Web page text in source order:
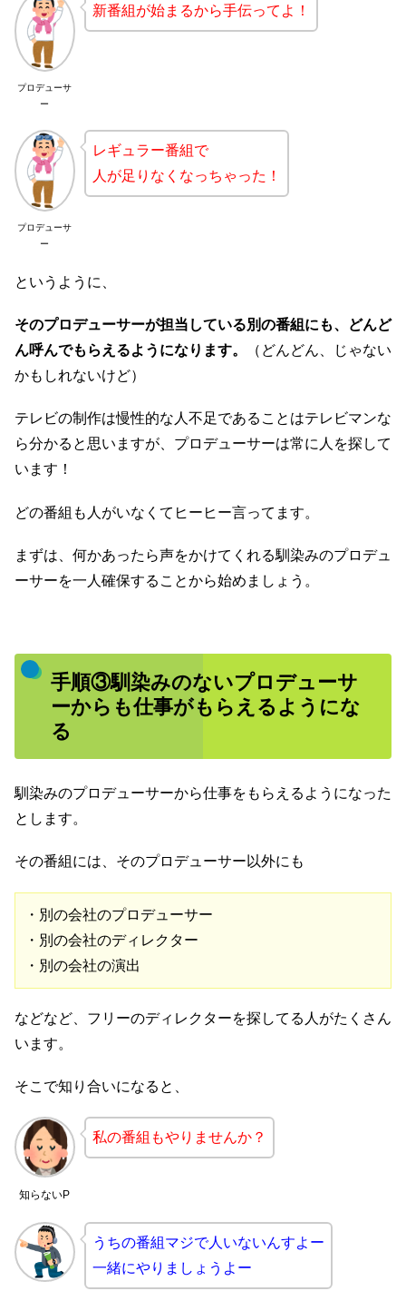
プロデューサ
ー
新番組が始まるから手伝ってよ！
プロデューサ
ー
レギュラー番組で
人が足りなくなっちゃった！
というように、
そのプロデューサーが担当している別の番組にも、どんど
ん呼んでもらえるようになります。
（どんどん、じゃない
かもしれないけど）
テレビの制作は慢性的な人不足であることはテレビマンな
ら分かると思いますが、プロデューサーは常に人を探して
います！
どの番組も人がいなくてヒーヒー言ってます。
まずは、何かあったら声をかけてくれる馴染みのプロデュ
ーサーを一人確保することから始めましょう。
手順③馴染みのないプロデューサ
ーからも仕事がもらえるようにな
る
馴染みのプロデューサーから仕事をもらえるようになった
とします。
その番組には、そのプロデューサー以外にも
・別の会社のプロデューサー
・別の会社のディレクター
・別の会社の演出
などなど、フリーのディレクターを探してる人がたくさん
います。
そこで知り合いになると、
知らないP
私の番組もやりませんか？
うちの番組マジで人いないんすよー
一緒にやりましょうよー